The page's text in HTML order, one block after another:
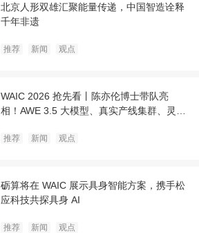
北京人形双雄汇聚能量传递，中国智造诠释
千年非遗
推荐 新闻 观点
WAIC 2026 抢先看丨陈亦伦博士带队亮
相！AWE 3.5 大模型、真实产线集群、灵巧
推荐 新闻 观点
砺算将在 WAIC 展示具身智能方案，携手松
应科技共探具身 AI
推荐 新闻 观点